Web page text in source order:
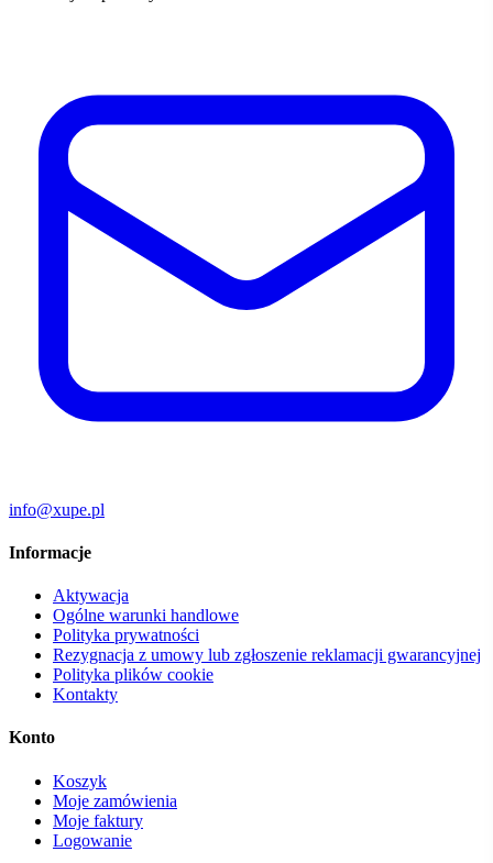
info@xupe.pl
Informacje
Aktywacja
Ogólne warunki handlowe
Polityka prywatności
Rezygnacja z umowy lub zgłoszenie reklamacji gwarancyjnej
Polityka plików cookie
Kontakty
Konto
Koszyk
Moje zamówienia
Moje faktury
Logowanie